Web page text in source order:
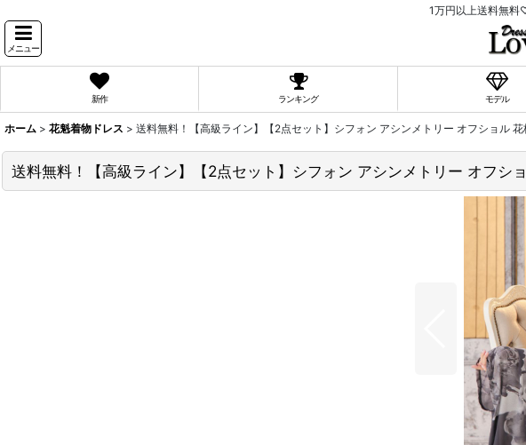
1万円以上送料無料
メニュー
新作 ランキング モデル
ホーム > 花魁着物ドレス > 送料無料！【高級ライン】【2点セット】シフォン アシンメトリー オフショル
送料無料！【高級ライン】【2点セット】シフォン アシンメトリー オフ